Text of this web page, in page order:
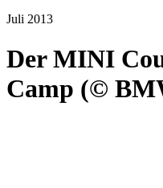
Juli 2013
Der MINI
Camp (©